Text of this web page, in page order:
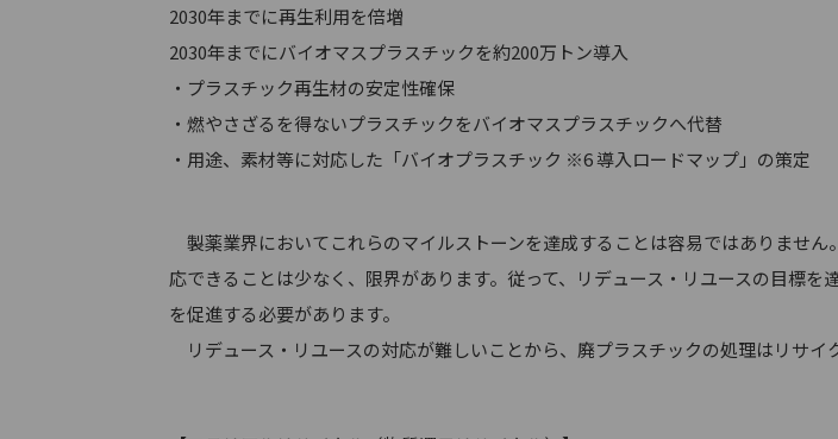
2030年までに再生利用を倍増
2030年までにバイオマスプラスチックを約200万トン導入
・プラスチック再生材の安定性確保
・燃やさざるを得ないプラスチックをバイオマスプラスチックへ代替
・用途、素材等に対応した「バイオプラスチック ※6 導入ロードマップ」の策定
製薬業界においてこれらのマイルストーンを達成することは容易ではありませ
応できることは少なく、限界があります。従って、リデュース・リユースの目標
を促進する必要があります。
リデュース・リユースの対応が難しいことから、廃プラスチックの処理はリサイ